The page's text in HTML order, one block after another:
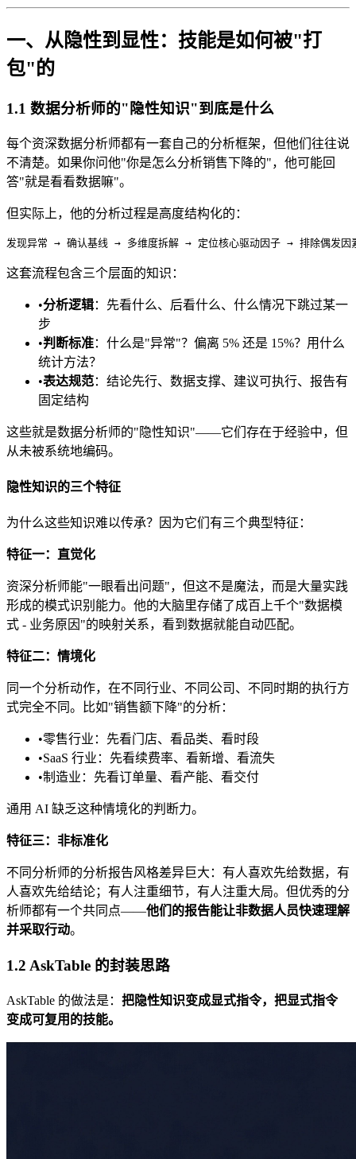
一、从隐性到显性：技能是如何被"打
包"的
1.1 数据分析师的"隐性知识"到底是什么
每个资深数据分析师都有一套自己的分析框架，但他们往往说
不清楚。如果你问他"你是怎么分析销售下降的"，他可能回
答"就是看看数据嘛"。
但实际上，他的分析过程是高度结构化的：
这套流程包含三个层面的知识：
•分析逻辑：先看什么、后看什么、什么情况下跳过某一
步
•判断标准：什么是"异常"？偏离 5% 还是 15%？用什么
统计方法？
•表达规范：结论先行、数据支撑、建议可执行、报告有
固定结构
这些就是数据分析师的"隐性知识"——它们存在于经验中，但
从未被系统地编码。
隐性知识的三个特征
为什么这些知识难以传承？因为它们有三个典型特征：
特征一：直觉化
资深分析师能"一眼看出问题"，但这不是魔法，而是大量实践
形成的模式识别能力。他的大脑里存储了成百上千个"数据模
式 - 业务原因"的映射关系，看到数据就能自动匹配。
特征二：情境化
同一个分析动作，在不同行业、不同公司、不同时期的执行方
式完全不同。比如"销售额下降"的分析：
•零售行业：先看门店、看品类、看时段
•SaaS 行业：先看续费率、看新增、看流失
•制造业：先看订单量、看产能、看交付
通用 AI 缺乏这种情境化的判断力。
特征三：非标准化
不同分析师的分析报告风格差异巨大：有人喜欢先给数据，有
人喜欢先给结论；有人注重细节，有人注重大局。但优秀的分
析师都有一个共同点——他们的报告能让非数据人员快速理解
并采取行动。
1.2 AskTable 的封装思路
AskTable 的做法是： 把隐性知识变成显式指令，把显式指令
变成可复用的技能。